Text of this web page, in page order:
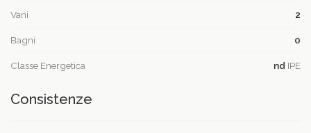
Vani 2
Bagni 0
Classe Energetica nd IPE
Consistenze